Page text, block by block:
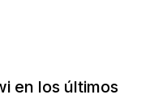
en los últimos